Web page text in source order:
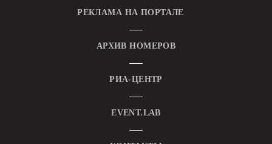
РЕКЛАМА НА ПОРТАЛЕ
АРХИВ НОМЕРОВ
РИА-ЦЕНТР
EVENT.LAB